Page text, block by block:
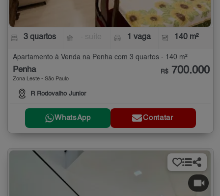
3 quartos 1 vaga 140 m²
Apartamento à Venda na Penha com 3 quartos - 140 m²
Penha
Zona Leste - São Paulo
R Rodovalho Junior
R$ 700.000
WhatsApp Contatar